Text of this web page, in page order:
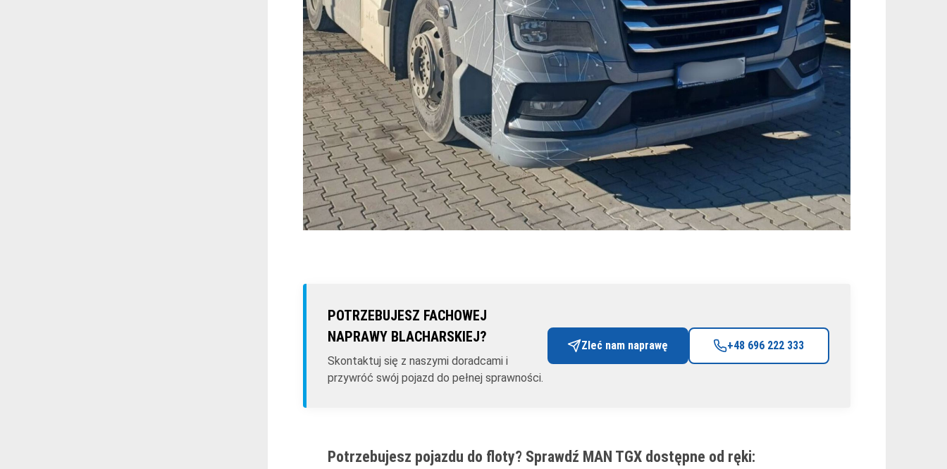
POTRZEBUJESZ FACHOWEJ
NAPRAWY BLACHARSKIEJ?
Skontaktuj się z naszymi doradcami i
przywróć swój pojazd do pełnej sprawności.
Zleć nam naprawę +48 696 222 333
Potrzebujesz pojazdu do floty? Sprawdź MAN TGX dostępne od ręki: